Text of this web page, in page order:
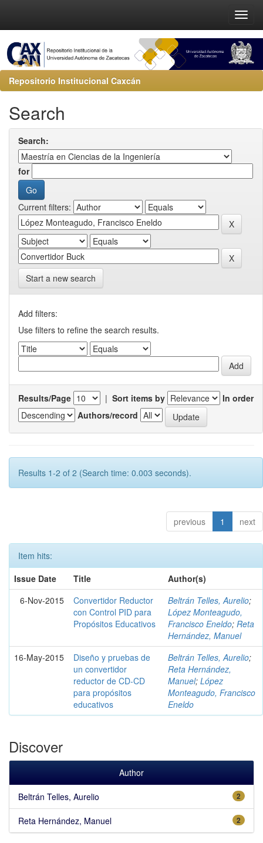
Repositorio Institucional Caxcán
Search
Search:
for
Current filters:
Start a new search
Add filters:
Use filters to refine the search results.
Results/Page | Sort items by
In order
Authors/record
Results 1-2 of 2 (Search time: 0.003 seconds).
previous 1 next
Item hits:
Issue Date
Title
Author(s)
6-Nov-2015
Convertidor Reductor
con Control PID para
Propósitos Educativos
Beltrán Telles, Aurelio;
López Monteagudo,
Francisco Eneldo; Reta
Hernández, Manuel
16-May-2015
Diseño y pruebas de
un convertidor
reductor de CD-CD
para propósitos
educativos
Beltrán Telles, Aurelio;
Reta Hernández,
Manuel; López
Monteagudo, Francisco
Eneldo
Discover
Author
2
Beltrán Telles, Aurelio
2
Reta Hernández, Manuel